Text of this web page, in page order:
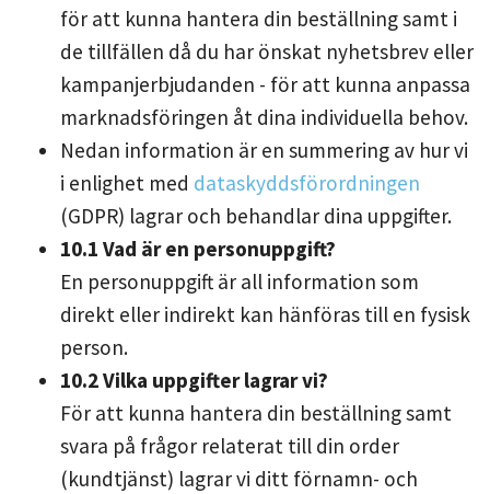
för att kunna hantera din beställning samt i
de tillfällen då du har önskat nyhetsbrev eller
kampanjerbjudanden - för att kunna anpassa
marknadsföringen åt dina individuella behov.
Nedan information är en summering av hur vi
i enlighet med dataskyddsförordningen
(GDPR) lagrar och behandlar dina uppgifter.
10.1 Vad är en personuppgift?
En personuppgift är all information som
direkt eller indirekt kan hänföras till en fysisk
person.
10.2 Vilka uppgifter lagrar vi?
För att kunna hantera din beställning samt
svara på frågor relaterat till din order
(kundtjänst) lagrar vi ditt förnamn- och